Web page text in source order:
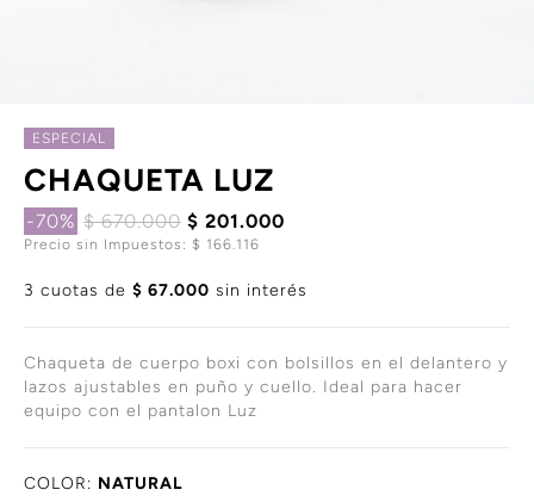
ESPECIAL
CHAQUETA LUZ
-70% $ 670.000 $ 201.000
Precio sin Impuestos: $ 166.116
3 cuotas de $ 67.000 sin interés
Chaqueta de cuerpo boxi con bolsillos en el delantero y
lazos ajustables en puño y cuello. Ideal para hacer
equipo con el pantalon Luz
COLOR: NATURAL